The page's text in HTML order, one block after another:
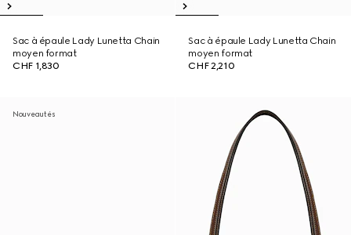
Sac à épaule Lady Lunetta Chain
moyen format
CHF 1,830
Sac à épaule Lady Lunetta Chain
moyen format
CHF 2,210
Nouveautés